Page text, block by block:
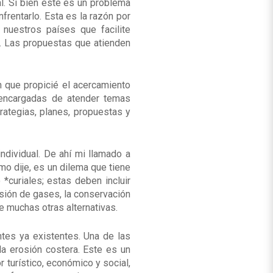
Si bien este es un problema
Esta es la razón por
países que facilite
propuestas que atienden
propicié el acercamiento
de atender temas
planes, propuestas y
De ahí mi llamado a
dije, es un dilema que tiene
estas deben incluir
de gases, la conservación
muchas otras alternativas.
ya existentes. Una de las
erosión costera. Este es un
turístico, económico y social,